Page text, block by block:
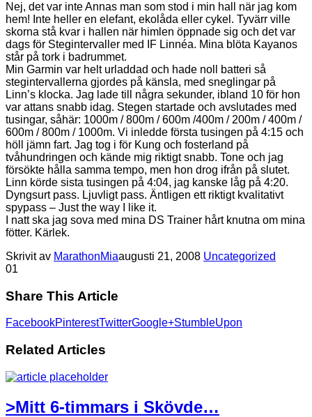
Nej, det var inte Annas man som stod i min hall när jag kom
hem! Inte heller en elefant, ekolåda eller cykel. Tyvärr ville
skorna stå kvar i hallen när himlen öppnade sig och det var
dags för Stegintervaller med IF Linnéa. Mina blöta Kayanos
står på tork i badrummet.
Min Garmin var helt urladdad och hade noll batteri så
stegintervallerna gjordes på känsla, med sneglingar på
Linn’s klocka. Jag lade till några sekunder, ibland 10 för hon
var attans snabb idag. Stegen startade och avslutades med
tusingar, såhär: 1000m / 800m / 600m /400m / 200m / 400m /
600m / 800m / 1000m. Vi inledde första tusingen på 4:15 och
höll jämn fart. Jag tog i för Kung och fosterland på
tvåhundringen och kände mig riktigt snabb. Tone och jag
försökte hålla samma tempo, men hon drog ifrån på slutet.
Linn körde sista tusingen på 4:04, jag kanske låg på 4:20.
Dyngsurt pass. Ljuvligt pass. Äntligen ett riktigt kvalitativt
spypass – Just the way I like it.
I natt ska jag sova med mina DS Trainer hårt knutna om mina
fötter. Kärlek.
Skrivit av MarathonMiaaugusti 21, 2008 Uncategorized
01
Share This Article
FacebookPinterestTwitterGoogle+StumbleUpon
Related Articles
>Mitt 6-timmars i Skövde…